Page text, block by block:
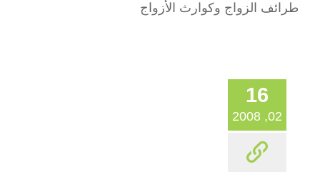
طرائف الزواج وكوارث الأزواج
16
02, 2008